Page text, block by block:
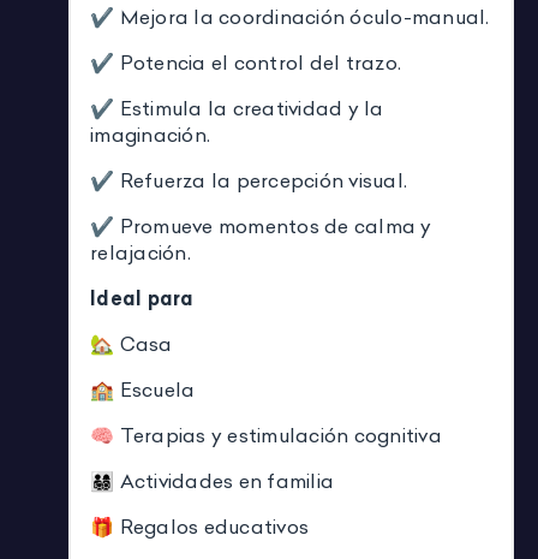
✔ Mejora la coordinación óculo-manual.
✔ Potencia el control del trazo.
✔ Estimula la creatividad y la
imaginación.
✔ Refuerza la percepción visual.
✔ Promueve momentos de calma y
relajación.
Ideal para
🏡 Casa
🏫 Escuela
🧠 Terapias y estimulación cognitiva
👨‍👩‍👧‍👦 Actividades en familia
🎁 Regalos educativos